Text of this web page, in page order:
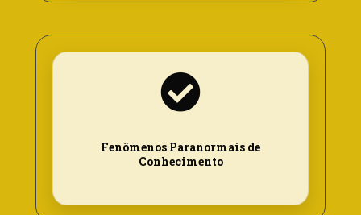
Fenômenos Paranormais de
Conhecimento